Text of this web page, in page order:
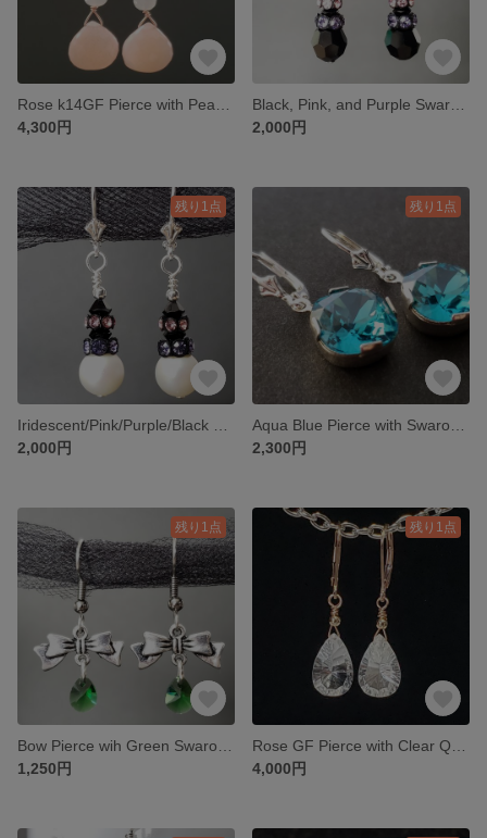
4,300円
2,000円
残り1点
2,000円
残り1点
2,300円
残り1点
1,250円
残り1点
4,000円